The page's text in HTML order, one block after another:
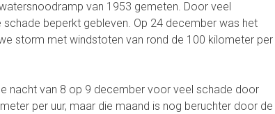
van 1953 gemeten. Door veel
beperkt gebleven. Op 24 december was het
storm met windstoten van rond de 100 kilometer per
nacht van 8 op 9 december voor veel schade door
per uur, maar die maand is nog beruchter door de